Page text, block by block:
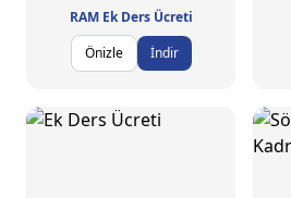
RAM Ek Ders Ücreti
Önizle
İndir